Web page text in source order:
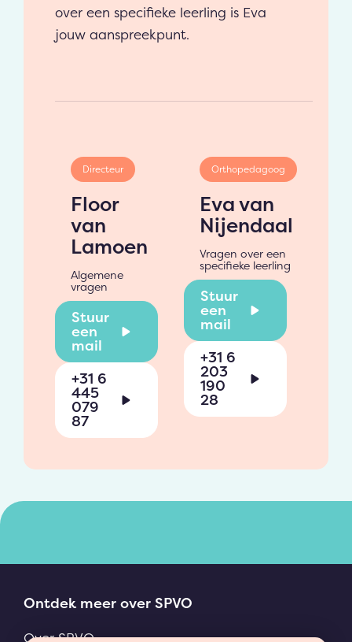
over een specifieke leerling is Eva
jouw aanspreekpunt.
Directeur
Floor
van
Lamoen
Algemene
vragen
Stuur
een
mail
+31 6
445
079
87
Orthopedagoog
Eva van
Nijendaal
Vragen over een
specifieke leerling
Stuur
een
mail
+31 6
203
190
28
Ontdek meer over SPVO
Over SPVO